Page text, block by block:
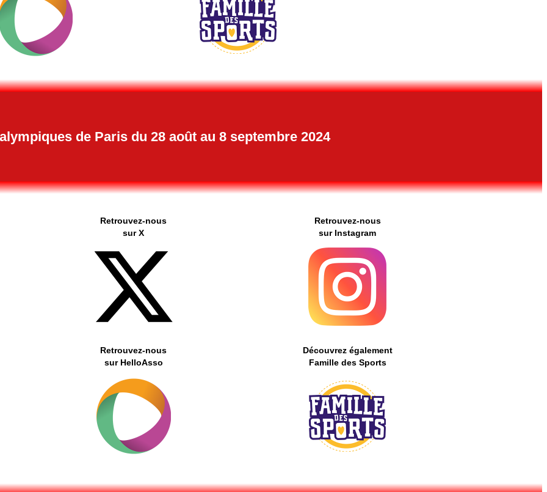
de Paris du 28 août au 8 septembre 2024
Retrouvez-nous
sur X
Retrouvez-nous
sur Instagram
Retrouvez-nous
sur HelloAsso
Découvrez également
Famille des Sports